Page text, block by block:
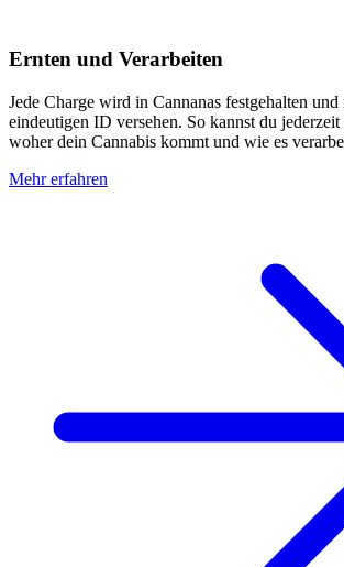
Ernten und Verarbeiten
Jede Charge wird in Cannanas festgehalten und
eindeutigen ID versehen. So kannst du
woher dein Cannabis kommt und wie es
Mehr erfahren